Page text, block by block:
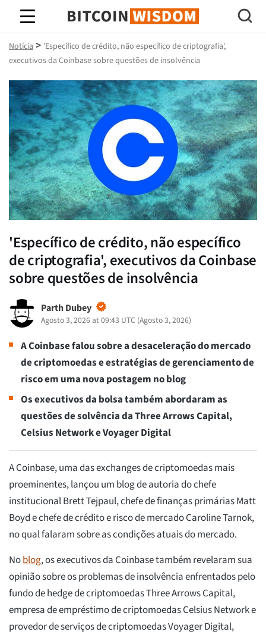
Sabedoria do Bitcoin
Notícia > 'Específico de crédito, não específico de criptografia',
executivos da Coinbase sobre questões de insolvência
'Específico de crédito, não específico
de criptografia', executivos da Coinbase
sobre questões de insolvência
Parth Dubey
Agosto 3, 2026 at 09:43 UTC (Agosto 3, 2026)
A Coinbase falou sobre a desaceleração do mercado
de criptomoedas e estratégias de gerenciamento de
risco em uma nova postagem no blog
Os executivos da bolsa também abordaram as
questões de solvência da Three Arrows Capital,
Celsius Network e Voyager Digital
A Coinbase, uma das exchanges de criptomoedas mais
proeminentes, lançou um blog de autoria do chefe
institucional Brett Tejpaul, chefe de finanças primárias Matt
Boyd e chefe de crédito e risco de mercado Caroline Tarnok,
no qual falaram sobre as condições atuais do mercado.
Noblog, os executivos da Coinbase também revelaram sua
opinião sobre os problemas de insolvência enfrentados pelo
fundo de hedge de criptomoedas Three Arrows Capital,
empresa de empréstimo de criptomoedas Celsius Network e
provedor de serviços de criptomoedas Voyager Digital,